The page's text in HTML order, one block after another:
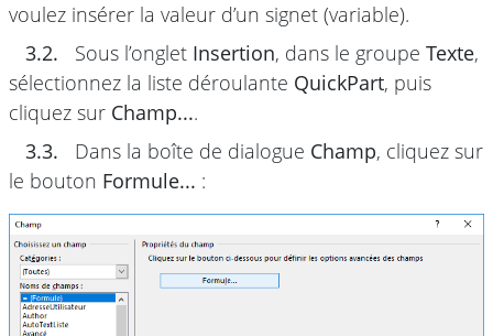
voulez insérer la valeur d’un signet (variable).
3.2.
Sous l’onglet Insertion, dans le groupe Texte,
sélectionnez la liste déroulante QuickPart, puis
cliquez sur Champ....
3.3.
Dans la boîte de dialogue Champ, cliquez sur
le bouton Formule... :